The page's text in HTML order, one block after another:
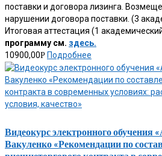
поставки и договора лизинга.
нарушении договора поставки. (3
Итоговая аттестация (1
программу см. здесь.
10900,00Р Подробнее
Видеокурс электронного обучения
Вакуленко «Рекомендации по